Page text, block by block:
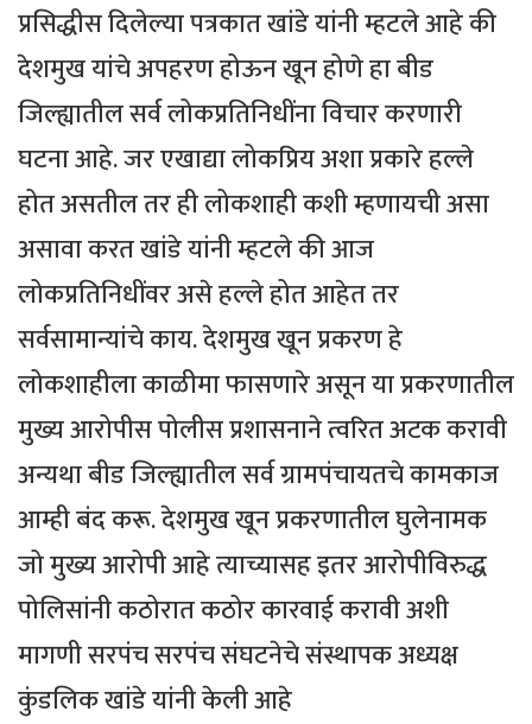
प्रसिद्धीस दिलेल्या पत्रकात खांडे यांनी म्हटले आहे की
देशमुख यांचे अपहरण होऊन खून होणे हा बीड
जिल्ह्यातील सर्व लोकप्रतिनिधींना विचार करणारी
घटना आहे. जर एखाद्या लोकप्रिय अशा प्रकारे हल्ले
होत असतील तर ही लोकशाही कशी म्हणायची असा
असावा करत खांडे यांनी म्हटले की आज
लोकप्रतिनिधींवर असे हल्ले होत आहेत तर
सर्वसामान्यांचे काय. देशमुख खून प्रकरण हे
लोकशाहीला काळीमा फासणारे असून या प्रकरणातील
मुख्य आरोपीस पोलीस प्रशासनाने त्वरित अटक करावी
अन्यथा बीड जिल्ह्यातील सर्व ग्रामपंचायतचे कामकाज
आम्ही बंद करू. देशमुख खून प्रकरणातील घुलेनामक
जो मुख्य आरोपी आहे त्याच्यासह इतर आरोपीविरुद्ध
पोलिसांनी कठोरात कठोर कारवाई करावी अशी
मागणी सरपंच सरपंच संघटनेचे संस्थापक अध्यक्ष
कुंडलिक खांडे यांनी केली आहे